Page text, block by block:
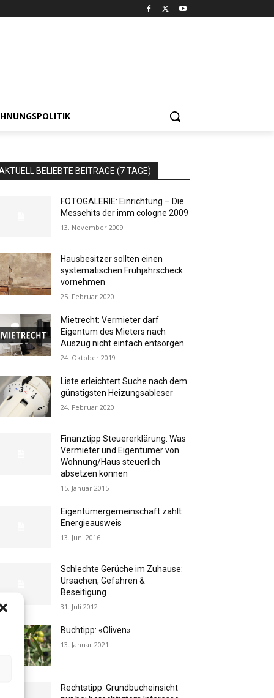
BELIEBTE BEITRÄGE (7 TAGE)
FOTOGALERIE: Einrichtung – Die
Messehits der imm cologne 2009
13. November 2009
Hausbesitzer sollten einen
systematischen Frühjahrscheck
vornehmen
25. Februar 2020
Mietrecht: Vermieter darf
Eigentum des Mieters nach
Auszug nicht einfach entsorgen
24. Oktober 2019
Liste erleichtert Suche nach dem
günstigsten Heizungsableser
24. Februar 2020
Finanztipp Steuererklärung: Was
Vermieter und Eigentümer von
Wohnung/Haus steuerlich
absetzen können
15. Januar 2015
Eigentümergemeinschaft zahlt
Energieausweis
13. Juni 2016
Schlechte Gerüche im Zuhause:
Ursachen, Gefahren &
Beseitigung
31. Juli 2012
Buchtipp: «Oliven»
13. Januar 2021
Rechtstipp: Grundbucheinsicht